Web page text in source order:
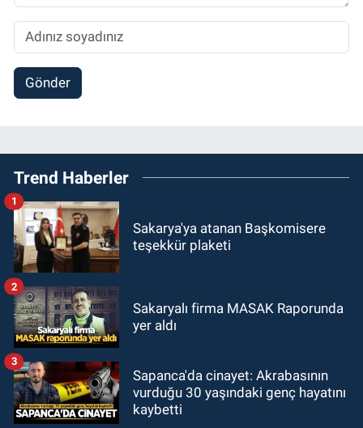
Gönder
Trend Haberler
Sakarya'ya atanan Başkomisere
teşekkür plaketi
1
Sakaryalı firma MASAK Raporunda
yer aldı
2
Sapanca'da cinayet: Akrabasının
vurduğu 30 yaşındaki genç hayatını
kaybetti
3